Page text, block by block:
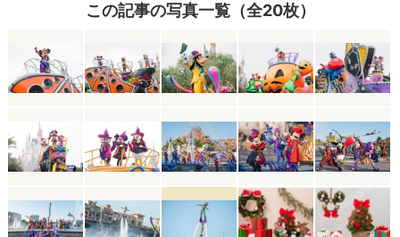
この記事の写真一覧（全20枚）